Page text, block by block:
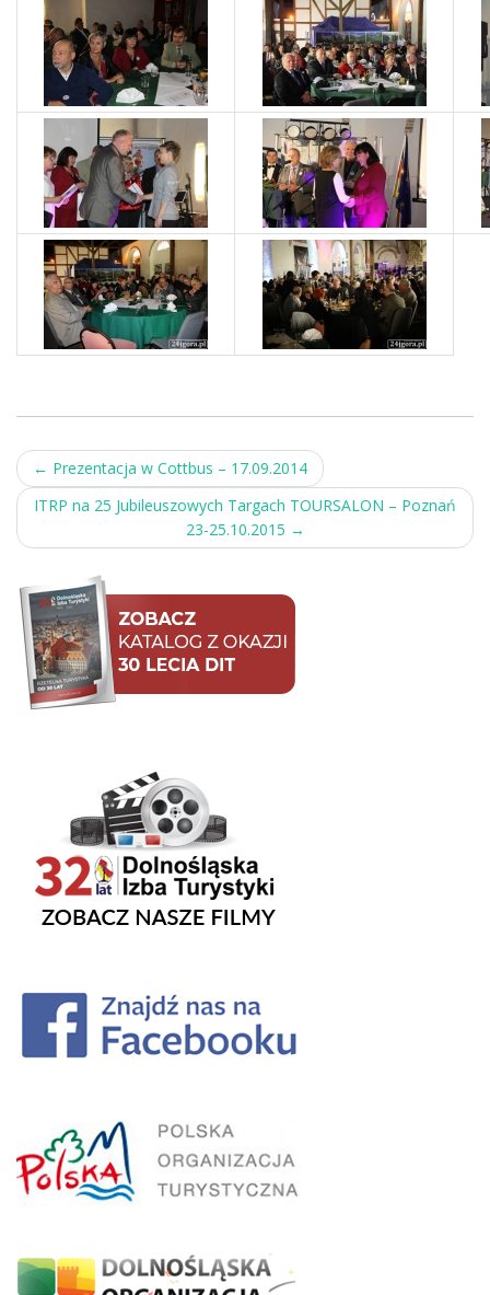
Post
navigation
← Prezentacja w Cottbus – 17.09.2014
ITRP na 25 Jubileuszowych Targach TOURSALON – Poznań
23-25.10.2015 →